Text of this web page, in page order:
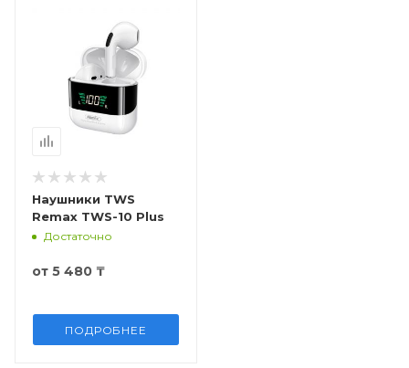
Наушники TWS
Remax TWS-10 Plus
Достаточно
от 5 480 ₸
ПОДРОБНЕЕ